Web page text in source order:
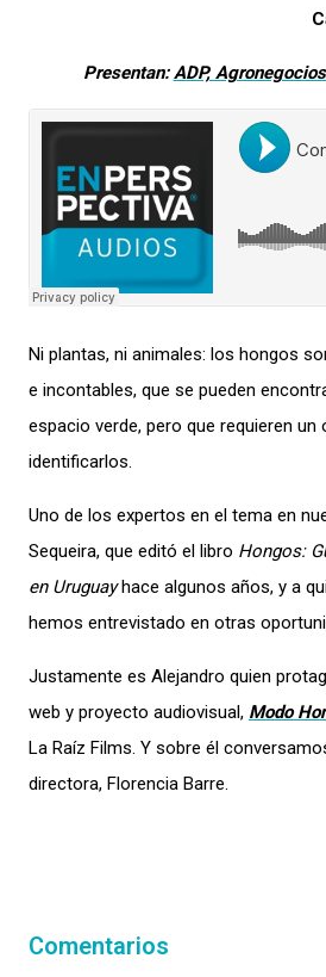
Presentan:ADP,
Ni plantas, ni animales: los hongos
e incontables, que se pueden
espacio verde, pero que requieren
identificarlos.
Uno de los expertos en el tema en
Sequeira, que editó el libro Hongos:
en Uruguayhace algunos años, y a
hemos entrevistado en otras
Justamente es Alejandro quien
web y proyecto audiovisual, Modo
La Raíz Films. Y sobre él
directora, Florencia Barre.
Comentarios